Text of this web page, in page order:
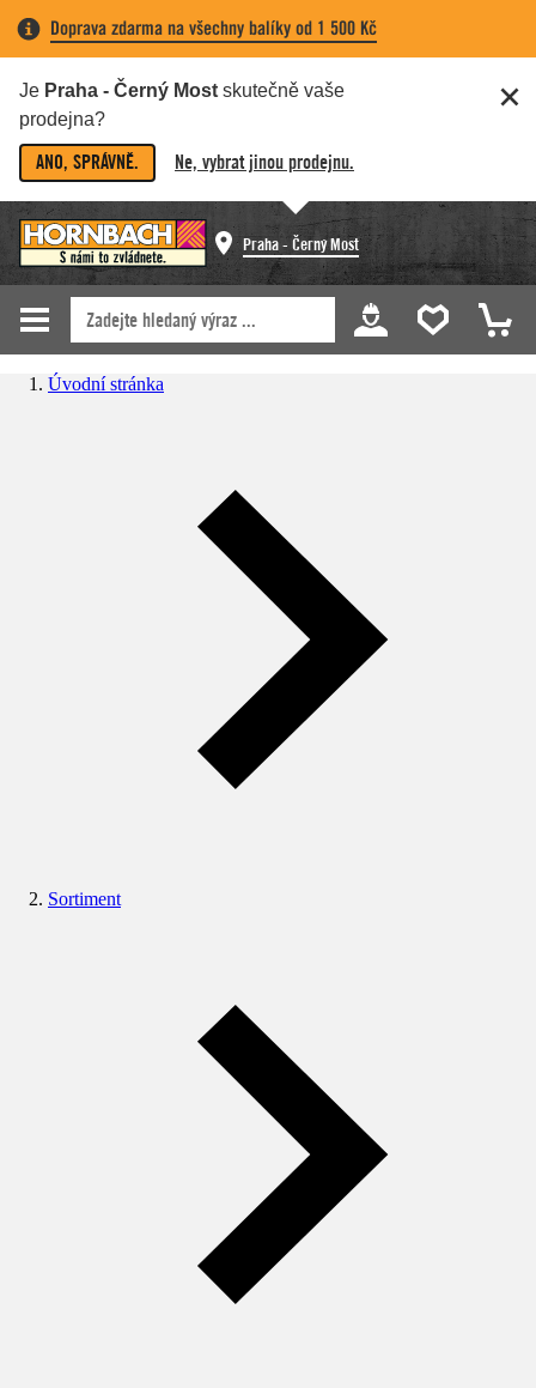
Doprava zdarma na všechny balíky od 1 500 Kč
Je Praha - Černý Most skutečně vaše
prodejna?
ANO, SPRÁVNĚ. Ne, vybrat jinou prodejnu.
Praha - Černý Most
Úvodní stránka
Sortiment